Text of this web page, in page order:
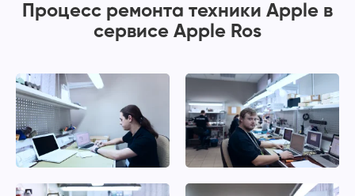
Процесс ремонта техники Apple в
сервисе Apple Ros